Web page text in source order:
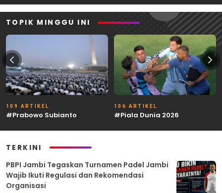
TOPIK MINGGU INI
109 ARTIKEL
#Prabowo Subianto
106 ARTIKEL
#Piala Dunia 2026
TERKINI
PBPI Jambi Tegaskan Turnamen Padel Jambi
Wajib Ikuti Regulasi dan Rekomendasi
Organisasi